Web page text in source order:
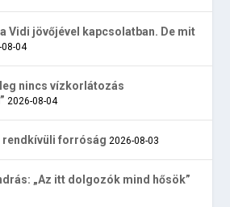
Vidi jövőjével kapcsolatban. De mit
04
nincs vízkorlátozás
2026-08-04
rendkívüli forróság 2026-08-03
„Az itt dolgozók mind hősök”